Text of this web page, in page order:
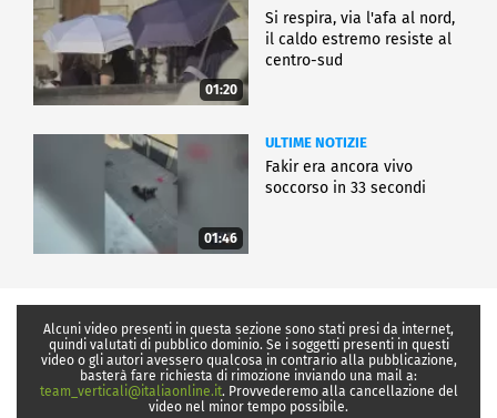
01:20
Si respira, via l'afa al nord,
il caldo estremo resiste al
centro-sud
01:46
ULTIME NOTIZIE
Fakir era ancora vivo
soccorso in 33 secondi
Alcuni video presenti in questa sezione sono stati presi da internet,
quindi valutati di pubblico dominio. Se i soggetti presenti in questi
video o gli autori avessero qualcosa in contrario alla pubblicazione,
basterà fare richiesta di rimozione inviando una mail a:
team_verticali@italiaonline.it. Provvederemo alla cancellazione del
video nel minor tempo possibile.